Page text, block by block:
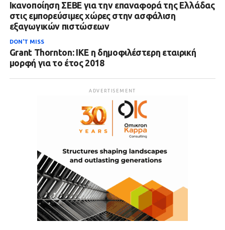
Ικανοποίηση ΣΕΒΕ για την επαναφορά της Ελλάδας
στις εμπορεύσιμες χώρες στην ασφάλιση
εξαγωγικών πιστώσεων
DON'T MISS
Grant Thornton: ΙΚΕ η δημοφιλέστερη εταιρική
μορφή για το έτος 2018
ADVERTISEMENT